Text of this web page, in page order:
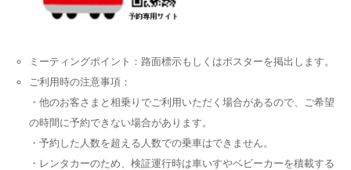
ミーティングポイント：路面標示もしくはポスターを掲出します。
ご利用時の注意事項：
・他のお客さまと相乗りでご利用いただく場合があるので、ご希望
の時間に予約できない場合があります。
・予約した人数を超える人数での乗車はできません。
・レンタカーのため、検証運行時は車いすやベビーカーを積載する